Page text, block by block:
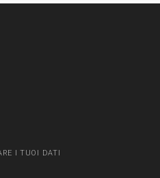
I TUOI DATI